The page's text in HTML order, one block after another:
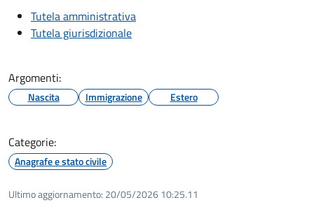
Tutela amministrativa
Tutela giurisdizionale
Argomenti:
Nascita Immigrazione Estero
Categorie:
Anagrafe e stato civile
Ultimo aggiornamento: 20/05/2026 10:25.11